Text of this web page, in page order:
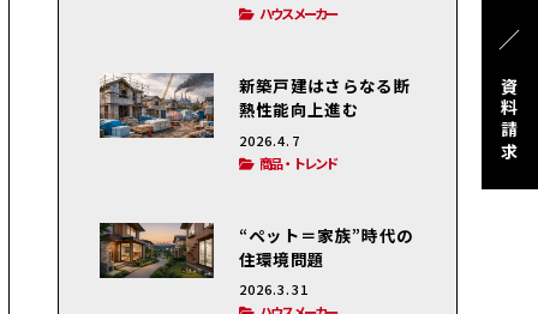
／
資料請求
ハウスメーカー
新築戸建はさらなる断
熱性能向上進む
2026.4.7
商品・トレンド
“ペット＝家族”時代の
住環境問題
2026.3.31